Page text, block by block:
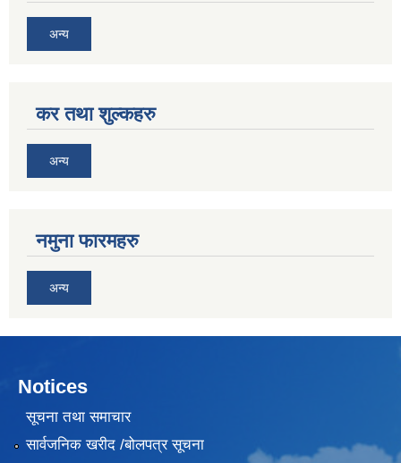
अन्य
कर तथा शुल्कहरु
अन्य
नमुना फारमहरु
अन्य
Notices
सूचना तथा समाचार
सार्वजनिक खरीद /बोलपत्र सूचना